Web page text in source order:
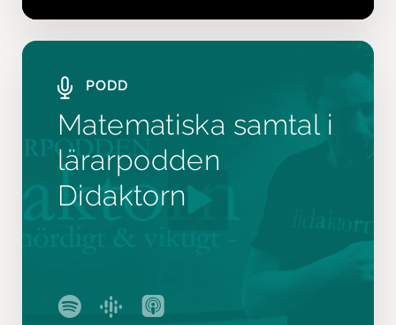
PODD
Matematiska samtal i
lärarpodden
Didaktorn